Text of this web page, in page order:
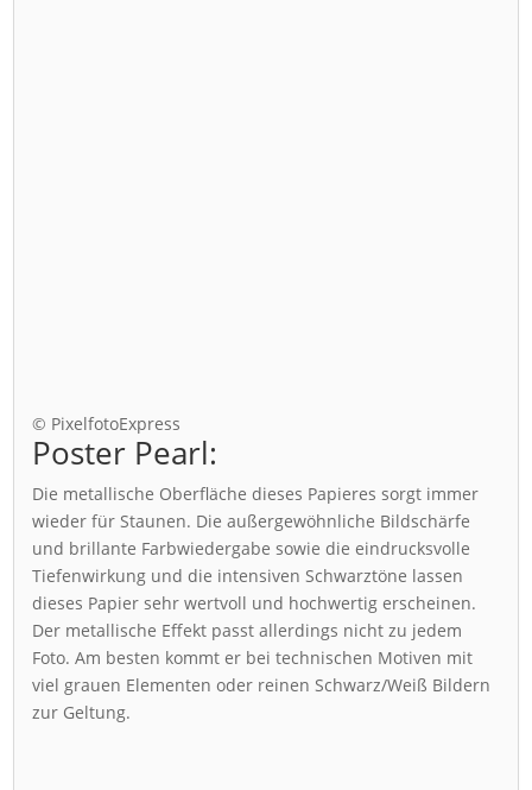
© PixelfotoExpress
Poster Pearl:
Die metallische Oberfläche dieses Papieres sorgt immer
wieder für Staunen. Die außergewöhnliche Bildschärfe
und brillante Farbwiedergabe sowie die eindrucksvolle
Tiefenwirkung und die intensiven Schwarztöne lassen
dieses Papier sehr wertvoll und hochwertig erscheinen.
Der metallische Effekt passt allerdings nicht zu jedem
Foto. Am besten kommt er bei technischen Motiven mit
viel grauen Elementen oder reinen Schwarz/Weiß Bildern
zur Geltung.